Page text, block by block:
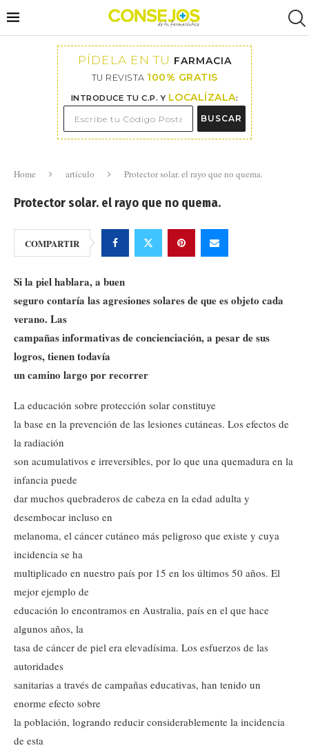
PÍDELA EN TU FARMACIA
TU REVISTA 100% GRATIS
INTRODUCE TU C.P. Y LOCALÍZALA:
BUSCAR
Home artículo Protector solar. el rayo que no quema.
Protector solar. el rayo que no quema.
COMPARTIR
Si la piel hablara, a buen
seguro contaría las agresiones solares de que es objeto cada
verano. Las
campañas informativas de concienciación, a pesar de sus
logros, tienen todavía
un camino largo por recorrer
La educación sobre protección solar constituye
la base en la prevención de las lesiones cutáneas. Los efectos de
la radiación
son acumulativos e irreversibles, por lo que una quemadura en la
infancia puede
dar muchos quebraderos de cabeza en la edad adulta y
desembocar incluso en
melanoma, el cáncer cutáneo más peligroso que existe y cuya
incidencia se ha
multiplicado en nuestro país por 15 en los últimos 50 años. El
mejor ejemplo de
educación lo encontramos en Australia, país en el que hace
algunos años, la
tasa de cáncer de piel era elevadísima. Los esfuerzos de las
autoridades
sanitarias a través de campañas educativas, han tenido un
enorme efecto sobre
la población, logrando reducir considerablemente la incidencia
de esta